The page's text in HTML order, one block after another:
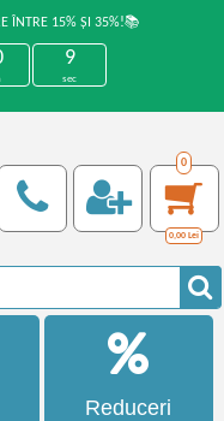
ÎNTRE 15% ȘI 35%!📚
9
sec
0
0,00 Lei
Reduceri